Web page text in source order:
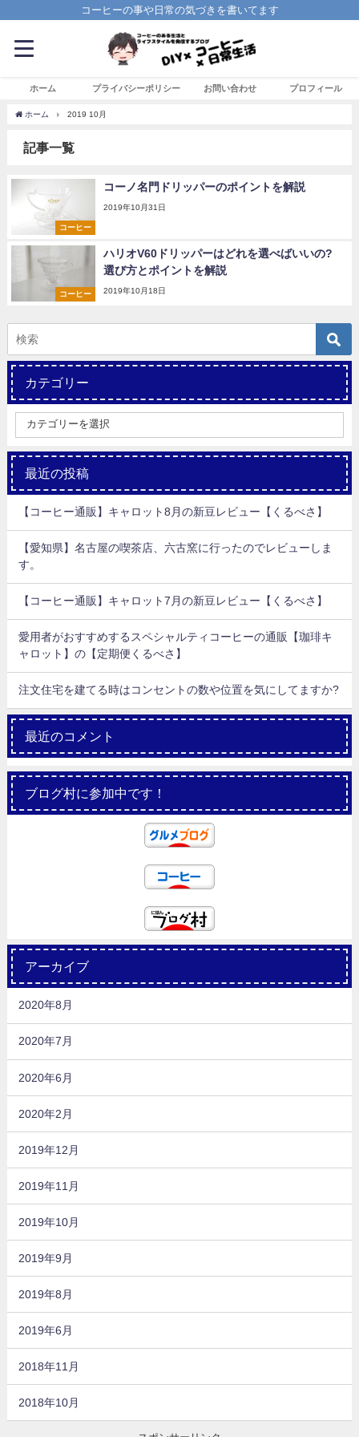
コーヒーの事や日常の気づきを書いてます
ホーム プライバシーポリシー お問い合わせ プロフィール
ホーム 2019 10月
記事一覧
コーヒー
コーノ名門ドリッパーのポイントを解説
2019年10月31日
コーヒー
ハリオV60ドリッパーはどれを選べばいいの?
選び方とポイントを解説
2019年10月18日
カテゴリー
最近の投稿
【コーヒー通販】キャロット8月の新豆レビュー【くるべさ】
【愛知県】名古屋の喫茶店、六古窯に行ったのでレビューしま
す。
【コーヒー通販】キャロット7月の新豆レビュー【くるべさ】
愛用者がおすすめするスペシャルティコーヒーの通販【珈琲キ
ャロット】の【定期便くるべさ】
注文住宅を建てる時はコンセントの数や位置を気にしてますか?
最近のコメント
ブログ村に参加中です！
アーカイブ
2020年8月
2020年7月
2020年6月
2020年2月
2019年12月
2019年11月
2019年10月
2019年9月
2019年8月
2019年6月
2018年11月
2018年10月